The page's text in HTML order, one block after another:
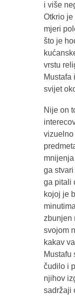
i više
Otkrio
mjeri
što je
vrstu
Mustafa
svijet
Nije on
ga
ga pitali
kojoj je
zbunjen
svojom
kakav
Mustafu
čudilo i
njihov
sadržaji